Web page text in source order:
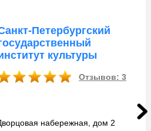
Петербургский
культуры
Отзывов: 3
набережная, дом 2